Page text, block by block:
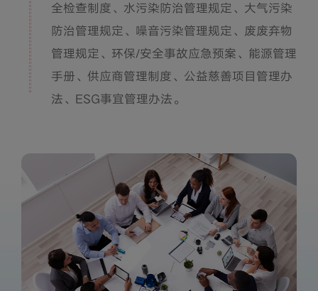
全检查制度、水污染防治管理规定、大气污染
防治管理规定、噪音污染管理规定、废废弃物
管理规定、环保/安全事故应急预案、能源管理
手册、供应商管理制度、公益慈善项目管理办
法、ESG事宜管理办法。